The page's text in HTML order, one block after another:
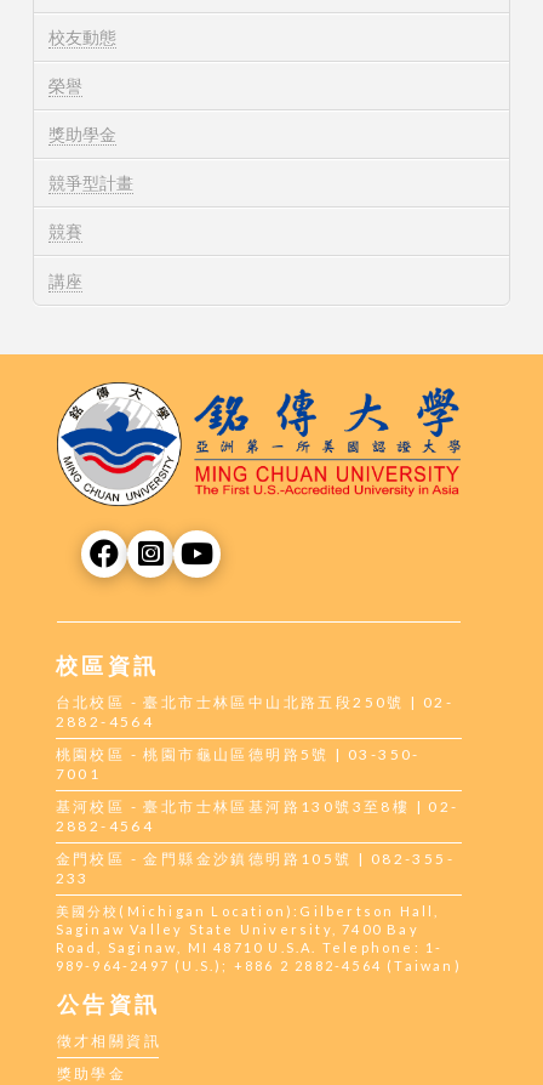
校友動態
榮譽
獎助學金
競爭型計畫
競賽
講座
公告資訊
徵才相關資訊
獎助學金
校區資訊
台北校區 - 臺北市士林區中山北路五段250號 | 02-
2882-4564
桃園校區 - 桃園市龜山區德明路5號 | 03-350-
7001
基河校區 - 臺北市士林區基河路130號3至8樓 | 02-
2882-4564
金門校區 - 金門縣金沙鎮德明路105號 | 082-355-
233
美國分校(Michigan Location):Gilbertson Hall,
Saginaw Valley State University, 7400 Bay
Road, Saginaw, MI 48710 U.S.A. Telephone: 1-
989-964-2497 (U.S.); +886 2 2882-4564 (Taiwan)